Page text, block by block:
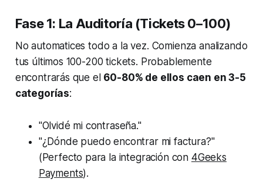
Fase 1: La Auditoría (Tickets 0–100)
No automatices todo a la vez. Comienza analizando
tus últimos 100-200 tickets. Probablemente
encontrarás que el 60-80% de ellos caen en 3-5
categorías:
"Olvidé mi contraseña."
"¿Dónde puedo encontrar mi factura?"
(Perfecto para la integración con 4Geeks
Payments).